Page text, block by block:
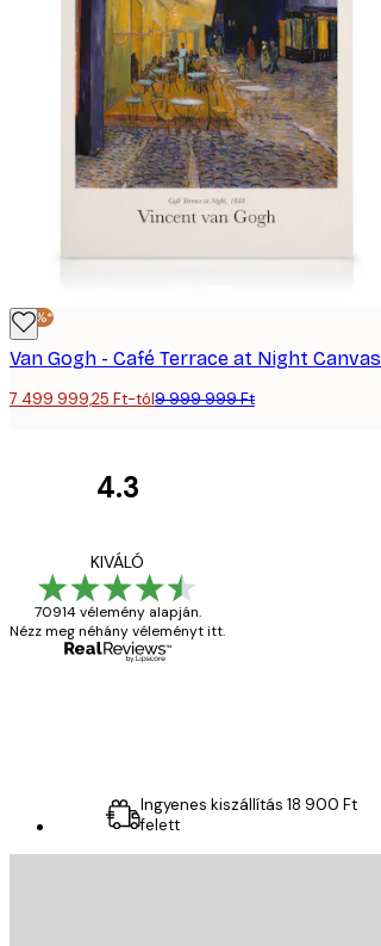
-25%*
Van Gogh - Café Terrace at Night Canvas
7 499 999,25 Ft-tól9 999 999 Ft
4.3
KIVÁLÓ
70914 vélemény alapján.
Nézz meg néhány véleményt itt.
Ingyenes kiszállítás 18 900 Ft
felett